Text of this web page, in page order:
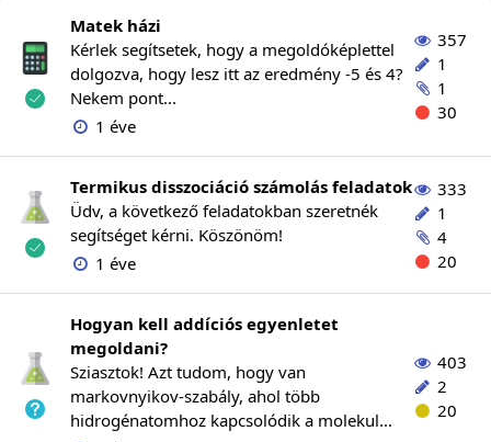
Matek házi
Kérlek segítsetek, hogy a megoldóképlettel
dolgozva, hogy lesz itt az eredmény -5 és 4?
Nekem pont...
1 éve
357
1
1
30
Termikus disszociáció számolás feladatok
Üdv, a következő feladatokban szeretnék
segítséget kérni. Köszönöm!
1 éve
333
1
4
20
Hogyan kell addíciós egyenletet
megoldani?
Sziasztok! Azt tudom, hogy van
markovnyikov-szabály, ahol több
hidrogénatomhoz kapcsolódik a molekul...
403
2
20